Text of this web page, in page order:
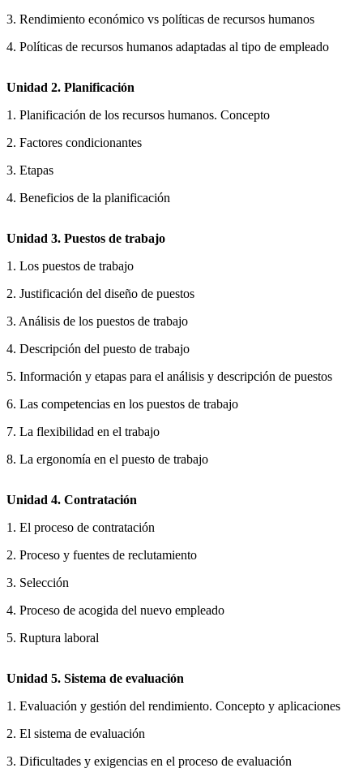
3. Rendimiento económico vs políticas de recursos humanos
4. Políticas de recursos humanos adaptadas al tipo de empleado
Unidad 2. Planificación
1. Planificación de los recursos humanos. Concepto
2. Factores condicionantes
3. Etapas
4. Beneficios de la planificación
Unidad 3. Puestos de trabajo
1. Los puestos de trabajo
2. Justificación del diseño de puestos
3. Análisis de los puestos de trabajo
4. Descripción del puesto de trabajo
5. Información y etapas para el análisis y descripción de puestos
6. Las competencias en los puestos de trabajo
7. La flexibilidad en el trabajo
8. La ergonomía en el puesto de trabajo
Unidad 4. Contratación
1. El proceso de contratación
2. Proceso y fuentes de reclutamiento
3. Selección
4. Proceso de acogida del nuevo empleado
5. Ruptura laboral
Unidad 5. Sistema de evaluación
1. Evaluación y gestión del rendimiento. Concepto y aplicaciones
2. El sistema de evaluación
3. Dificultades y exigencias en el proceso de evaluación